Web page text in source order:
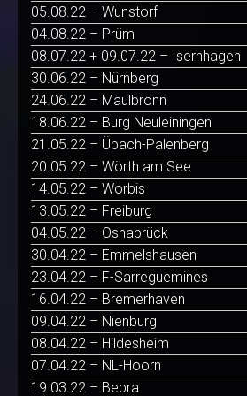
05.08.22 – Wunstorf
04.08.22 – Prüm
08.07.22 + 09.07.22 – Isernhagen
30.06.22 – Nürnberg
24.06.22 – Maulbronn
18.06.22 – Burg Neuleiningen
21.05.22 – Übach-Palenberg
20.05.22 – Wörth am See
14.05.22 – Worbis
13.05.22 – Freiburg
04.05.22 – Osnabrück
30.04.22 – Emmelshausen
23.04.22 – F-Sarreguemines
16.04.22 – Bremerhaven
09.04.22 – Nienburg
08.04.22 – Hildesheim
07.04.22 – NL-Hoorn
19.03.22 – Bebra